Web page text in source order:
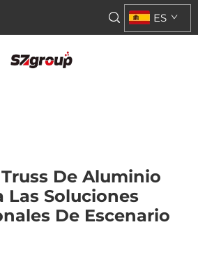
ES
De Aluminio
Las Soluciones
De Escenario